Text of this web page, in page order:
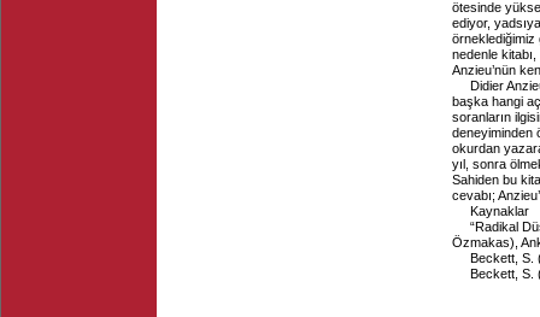
ötesinde
ediyor,
örneklediğimiz
nedenle
Anzieu’nün
Didier
başka hangi
soranların
deneyiminden
okurdan
yıl, sonra
Sahiden bu
cevabı;
Kaynaklar
“Radikal
Özmakas),
Beckett, S.
Beckett, S.